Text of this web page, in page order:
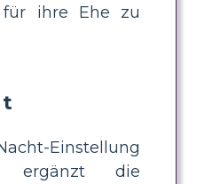
für ihre Ehe zu
Einstellung
ergänzt die